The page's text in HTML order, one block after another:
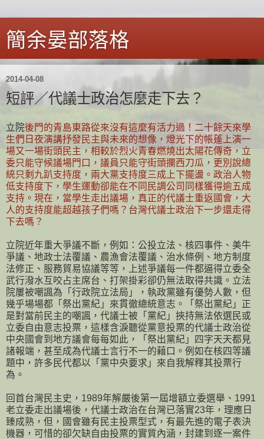
簡余晏部落格
2014-04-08
短評／代議士政治怎麼走下去？
立院後門的青島東路從來沒有這麼有活力過！二十餘天來學
生們日夜演講抒發民主與未來的想像，燈光下的帳蓬上演一
場又一場街頭民主，相較於烈火青春燃燒出太陽花傳奇，立
委只能守候議場門口，議員只能守街頭攔西刀瓜，更別說總
統只剩九趴支持度，兩大黨支持度三成上下擺盪。政治人物
低支持度下，學生運動卻能在不同民調公司同樣獲得逾五成
支持。現在，當學生走出議場，真正的代議士重返國會，大
人的支持度能超越孩子們嗎？台灣代議士政治下一步還走得
下去嗎？
立院近年重大爭議不斷，例如：公投立法、核四事件、美牛
爭議、地政士法覆議、農漁會法覆議、治水條例、地方制度
法修正、服務貿易協議等等，上述爭議每一件都逼得立委全
武行潑水互咬占主席台、打架掛彩卻仍無法取得共識。立法
院屢被嘲諷為「行政院立法局」，執政黨雖有優勢人數，但
幾乎場場都「祭出黨紀」來貫徹總統意志。「祭出黨紀」正
是對當前民主的嘲諷，代議士被「黨紀」挾持無法依選民或
立委自由意志投票，這樣含淚聽從黨意投票的代議士政治從
中央國會到地方議會每每如此，「祭出黨紀」四字天天都見
諸報端，甚至成為代議士言行不一的藉口。例如在核四等議
題中，許多民代都以「黨中央要求」來自我解釋其投票行
為。
回首台灣民主史，1989年解嚴後第一屆增額立委選舉、1991
老立委走出議場後，代議士政治在台灣已落實23年，理應日
臻成熟，但，國會雖有民主投票型式，有最先進的電子表決
機器，可惜的卻欠缺自由投票的實質內涵，封建到逐一案件